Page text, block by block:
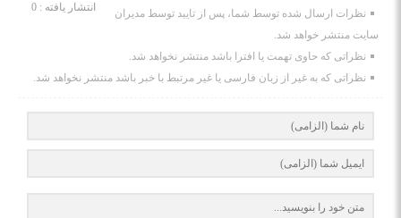
انتشار یافته : 0
نظرات ارسال شده توسط شما، پس از تایید توسط مدیران
سایت منتشر خواهد شد.
نظراتی که حاوی تهمت یا افترا باشد منتشر نخواهد شد.
نظراتی که به غیر از زبان فارسی یا غیر مرتبط با خبر باشد منتشر نخواهد شد.